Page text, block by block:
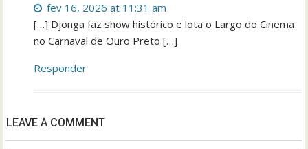
fev 16, 2026 at 11:31 am
[…] Djonga faz show histórico e lota o Largo do Cinema
no Carnaval de Ouro Preto […]
Responder
LEAVE A COMMENT